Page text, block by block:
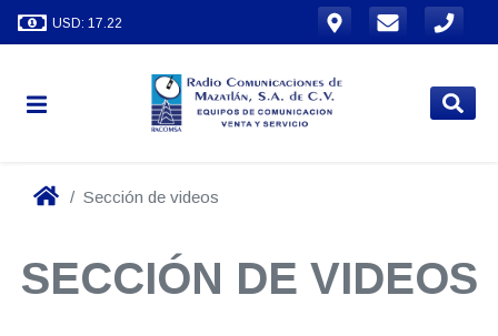
USD: 17.22
Sección de videos
SECCIÓN DE VIDEOS